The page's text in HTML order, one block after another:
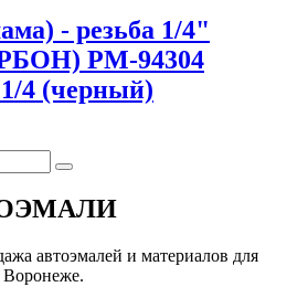
- резьба 1/4"
РМ-94304
4 (черный)
автоэмалей и материалов для
Воронеже.